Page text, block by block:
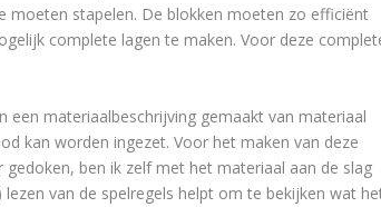
moeten stapelen. De blokken moeten zo efficiënt
complete lagen te maken. Voor deze
een materiaalbeschrijving gemaakt van materiaal
kan worden ingezet. Voor het maken van deze
ben ik zelf met het materiaal aan de slag
van de spelregels helpt om te bekijken wat